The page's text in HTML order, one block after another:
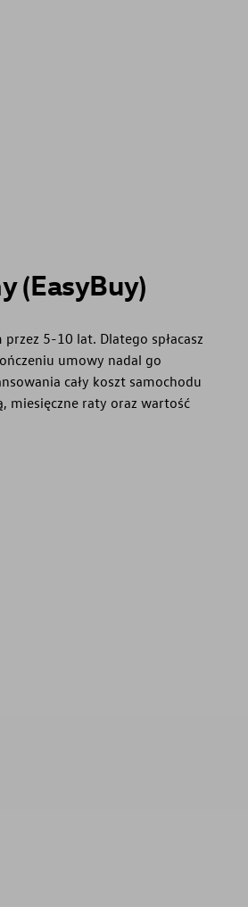
(EasyBuy)
5-10 lat. Dlatego spłacasz
umowy nadal go
cały koszt samochodu
miesięczne raty oraz wartość